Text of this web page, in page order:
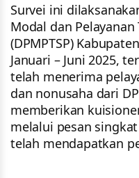
Survei ini
Modal dan
(DPMPTSP)
Januari – Juni 2025,
telah menerima
dan nonusaha dari
memberikan
melalui pesan
telah mendapatkan